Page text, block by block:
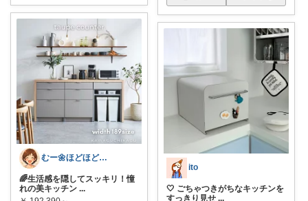
むー🌼ほどほど生活🌼
🌈生活感を隠してスッキリ！憧
れの美キッチン ...
ito
🤍 ごちゃつきがちなキッチンを
すっきり見せ ...